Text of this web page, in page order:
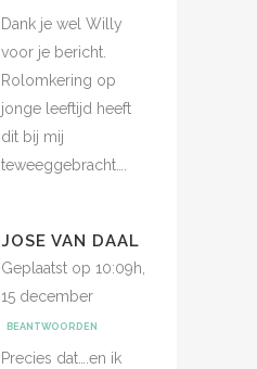
Dank je wel Willy
voor je bericht.
Rolomkering op
jonge leeftijd heeft
dit bij mij
teweeggebracht….
JOSE VAN DAAL
Geplaatst op 10:09h,
15 december
BEANTWOORDEN
Precies dat….en ik